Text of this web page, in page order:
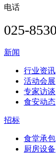
电话
025-
新闻
行业资讯
活动会展
专家访谈
食安动态
招标
食堂承包
厨房设备